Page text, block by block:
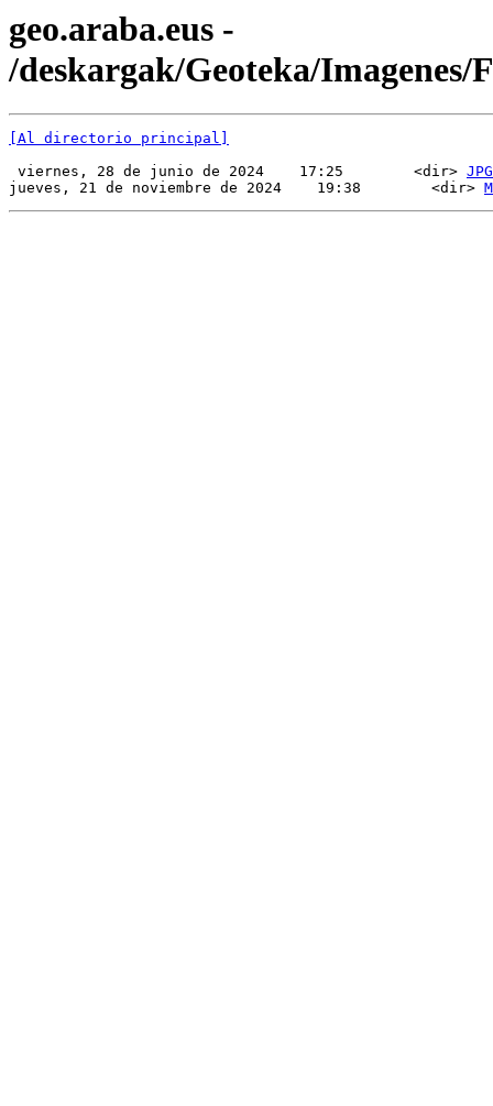
geo.araba.eus -
/deskargak/Geoteka/Imagenes/
[Al directorio principal]
viernes, 28 de junio de 2024    17:25        <dir> JPG
jueves, 21 de noviembre de 2024    19:38        <dir>